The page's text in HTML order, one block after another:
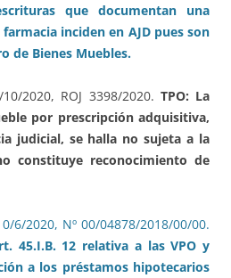
que documentan una
inciden en AJD pues son
de Bienes Muebles.
2020, ROJ 3398/2020. TPO: La
por prescripción adquisitiva,
judicial, se halla no sujeta a la
constituye reconocimiento de
6/2020, Nº 00/04878/2018/00/00.
45.I.B. 12 relativa a las VPO y
a los préstamos hipotecarios